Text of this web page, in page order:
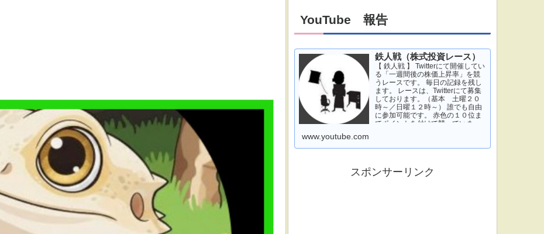
YouTube 報告
鉄人戦（株式投資レース）
【 鉄人戦 】 Twitterにて開催してい
る「一週間後の株価上昇率」を競
うレースです。 毎日の記録を残し
ます。 レースは、Twitterにて募集
しております。（基本 土曜２０
時～／日曜１２時～） 誰でも自由
に参加可能です。 赤色の１０位ま
でポイントを付けて競っていま
www.youtube.com
スポンサーリンク